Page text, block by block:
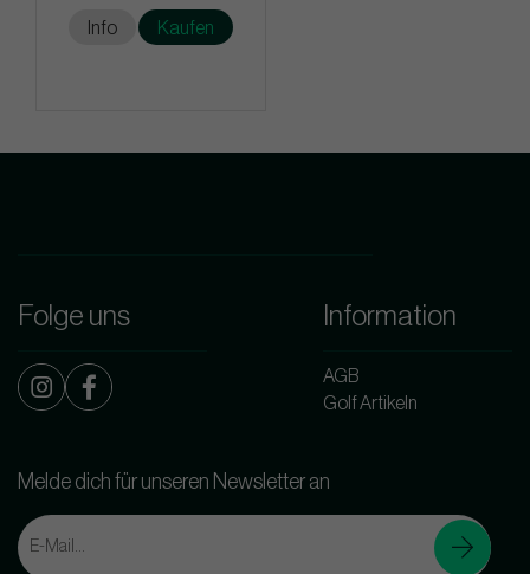
Info Kaufen
Folge uns Information
AGB
Golf Artikeln
Melde dich für unseren Newsletter an